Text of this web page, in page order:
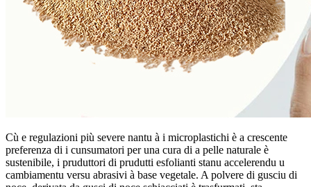
Cù e regulazioni più severe nantu à i microplastichi è a crescente
preferenza di i cunsumatori per una cura di a pelle naturale è
sustenibile, i pruduttori di prudutti esfolianti stanu accelerendu u
cambiamentu versu abrasivi à base vegetale. A polvere di gusciu di